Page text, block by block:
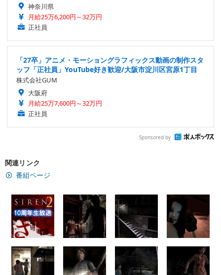
神奈川県
月給25万6,200円～32万円
正社員
「27卒」アニメ・モーショングラフィックス動画の制作スタ
ッフ「正社員」YouTube好き歓迎/大阪市淀川区宮原1丁目
株式会社GUM
大阪府
月給25万7,600円～32万円
正社員
Sponsored by
関連リンク
番組ページ